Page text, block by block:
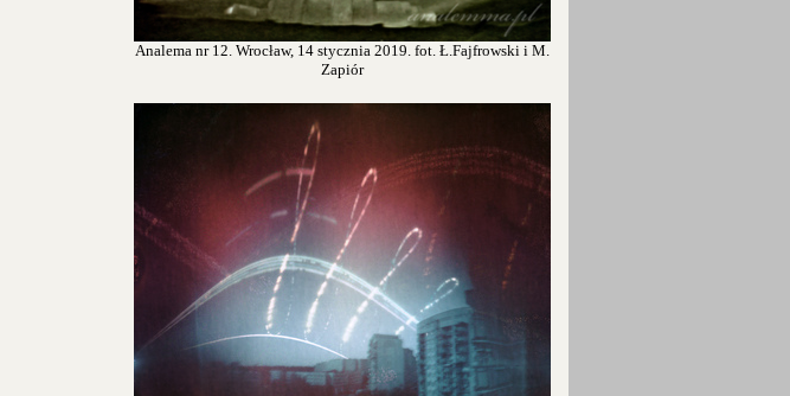
Analema nr 12. Wrocław, 14 stycznia 2019. fot. Ł.Fajfrowski i M.
Zapiór